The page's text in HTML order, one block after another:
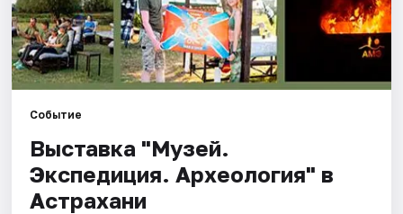
Событие
Выставка "Музей.
Экспедиция. Археология" в
Астрахани